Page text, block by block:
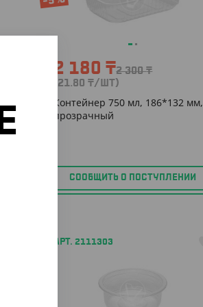
2 180₸2 300₸
(21.80₸/ШТ)
Контейнер 750 мл, 186*132 мм,
прозрачный
СООБЩИТЬ О ПОСТУПЛЕНИИ
АРТ. 2111303